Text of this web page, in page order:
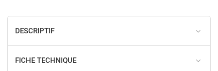
DESCRIPTIF
FICHE TECHNIQUE